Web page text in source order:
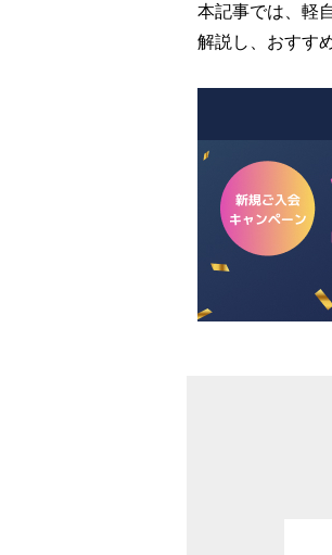
本記事では、軽
解説し、おすす